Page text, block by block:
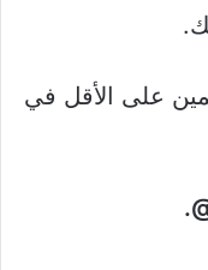
على الأقل في